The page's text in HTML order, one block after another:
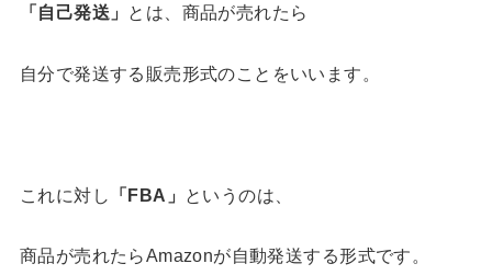
「自己発送」 とは、商品が売れたら
自分で発送する販売形式のことをいいます。
これに対し 「FBA 」 というのは、
商品が売れたらAmazonが自動発送する形式です。